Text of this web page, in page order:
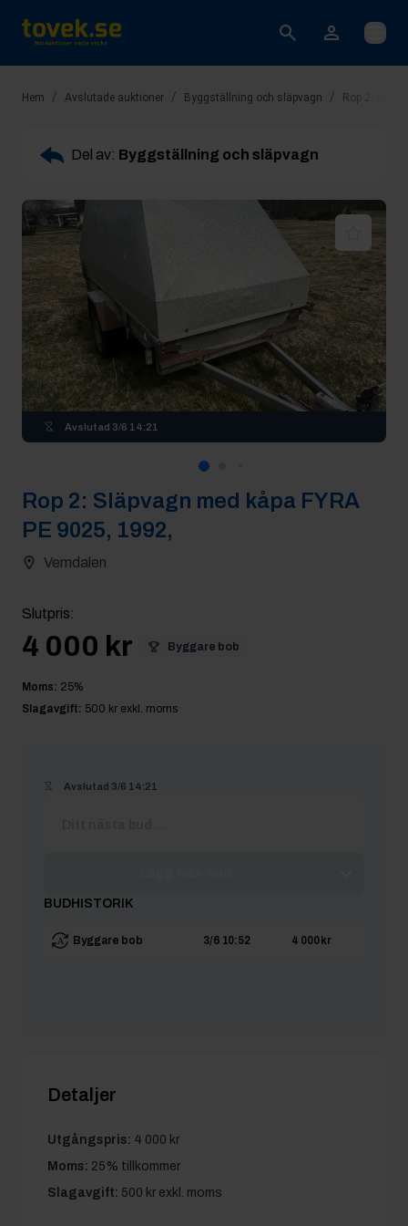
Öppna
Hem / Avslutade auktioner / Byggställning och släpvagn / Rop 2:
Del av: Byggställning och släpvagn
Avslutad 3/6 14:21
Rop 2: Släpvagn med kåpa FYRA
PE 9025, 1992,
Vemdalen
Slutpris:
4 000 kr Byggare bob
Moms: 25%
Slagavgift: 500 kr exkl. moms
Avslutad 3/6 14:21
BUDHISTORIK
Byggare bob 3/6 10:52 4 000 kr
Detaljer
Utgångspris: 4 000 kr
Moms: 25% tillkommer
Slagavgift: 500 kr exkl. moms